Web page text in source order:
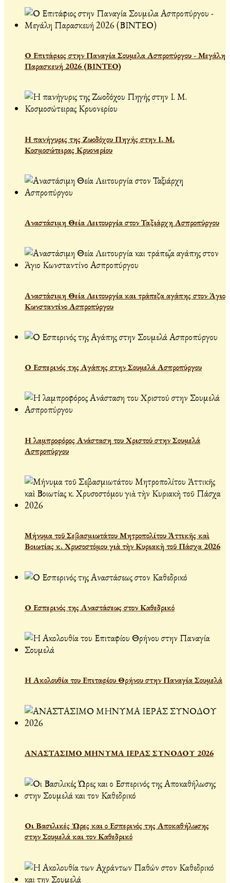
Ο Επιτάφιος στην Παναγία Σουμελα Ασπροπύργου - Μεγάλη
Παρασκευή 2026 (ΒΙΝΤΕΟ)
Η πανήγυρις της Ζωοδόχου Πηγής στην Ι. Μ.
Κοσμοσώτειρας Κρυονερίου
Αναστάσιμη Θεία Λειτουργία στον Ταξιάρχη Ασπροπύργου
Αναστάσιμη Θεία Λειτουργία και τράπεζα αγάπης στον Άγιο
Κωνσταντίνο Ασπροπύργου
Ο Εσπερινός της Αγάπης στην Σουμελά Ασπροπύργου
Η λαμπροφόρος Ανάσταση του Χριστού στην Σουμελά
Ασπροπύργου
Μήνυμα τοῦ Σεβασμιωτάτου Μητροπολίτου Ἀττικῆς καὶ
Βοιωτίας κ. Χρυσοστόμου γιὰ τὴν Κυριακὴ τοῦ Πάσχα 2026
Ο Εσπερινός της Αναστάσεως στον Καθεδρικό
Η Ακολουθία του Επιταφίου Θρήνου στην Παναγία Σουμελά
ΑΝΑΣΤΑΣΙΜΟ ΜΗΝΥΜΑ ΙΕΡΑΣ ΣΥΝΟΔΟΥ 2026
Οι Βασιλικές Ώρες και ο Εσπερινός της Αποκαθήλωσης
στην Σουμελά και τον Καθεδρικό